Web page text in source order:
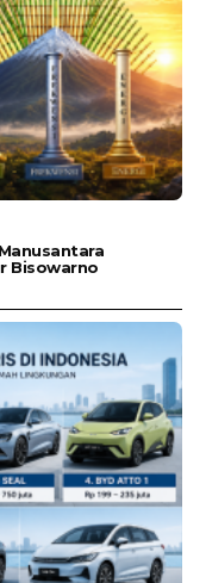
Bisowarno